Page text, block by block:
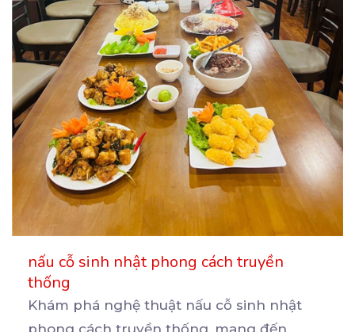
nấu cỗ sinh nhật phong cách truyền
thống
Khám phá nghệ thuật nấu cỗ sinh nhật